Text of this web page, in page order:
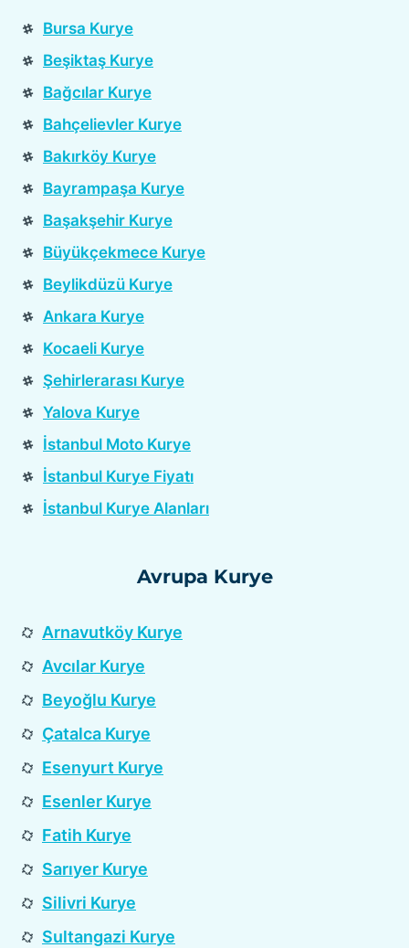
Bursa Kurye
Beşiktaş Kurye
Bağcılar Kurye
Bahçelievler Kurye
Bakırköy Kurye
Bayrampaşa Kurye
Başakşehir Kurye
Büyükçekmece Kurye
Beylikdüzü Kurye
Ankara Kurye
Kocaeli Kurye
Şehirlerarası Kurye
Yalova Kurye
İstanbul Moto Kurye
İstanbul Kurye Fiyatı
İstanbul Kurye Alanları
Avrupa Kurye
Arnavutköy Kurye
Avcılar Kurye
Beyoğlu Kurye
Çatalca Kurye
Esenyurt Kurye
Esenler Kurye
Fatih Kurye
Sarıyer Kurye
Silivri Kurye
Sultangazi Kurye